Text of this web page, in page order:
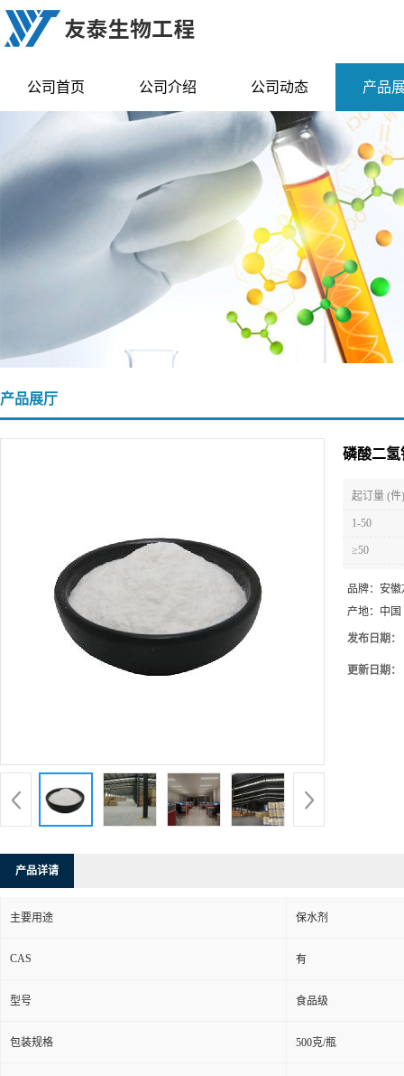
公司首页 公司介绍 公司动态 产品
产品展厅
磷酸二氢
起订量 (件)
1-50
≥50
品牌： 安徽
产地： 中国
发布日期：
更新日期：
产品详请
主要用途 保水剂
CAS 有
型号 食品级
包装规格 500克/瓶